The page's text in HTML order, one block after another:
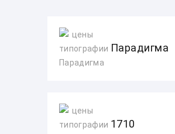
Парадигма
1710